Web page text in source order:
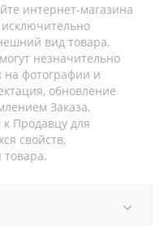
интернет-магазина
исключительно
вид товара,
незначительно
на фотографии и
обновление
Заказа,
к Продавцу для
свойств,
товара.